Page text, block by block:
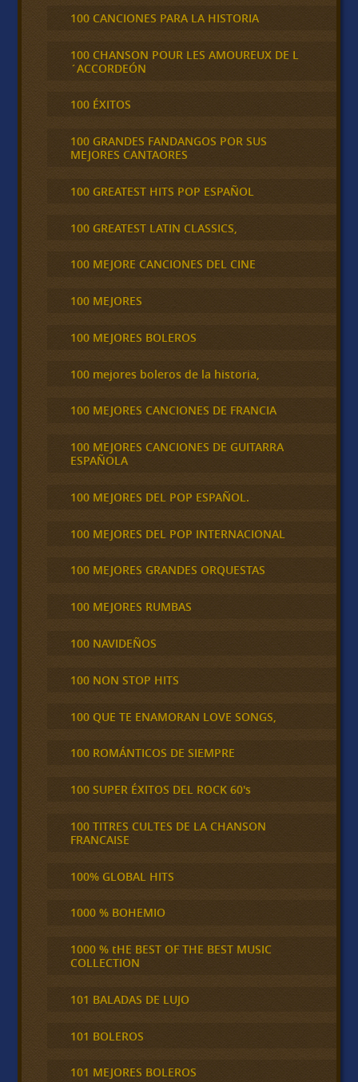
100 CANCIONES PARA LA HISTORIA
100 CHANSON POUR LES AMOUREUX DE L
´ACCORDEÓN
100 ÉXITOS
100 GRANDES FANDANGOS POR SUS
MEJORES CANTAORES
100 GREATEST HITS POP ESPAÑOL
100 GREATEST LATIN CLASSICS,
100 MEJORE CANCIONES DEL CINE
100 MEJORES
100 MEJORES BOLEROS
100 mejores boleros de la historia,
100 MEJORES CANCIONES DE FRANCIA
100 MEJORES CANCIONES DE GUITARRA
ESPAÑOLA
100 MEJORES DEL POP ESPAÑOL.
100 MEJORES DEL POP INTERNACIONAL
100 MEJORES GRANDES ORQUESTAS
100 MEJORES RUMBAS
100 NAVIDEÑOS
100 NON STOP HITS
100 QUE TE ENAMORAN LOVE SONGS,
100 ROMÁNTICOS DE SIEMPRE
100 SUPER ÉXITOS DEL ROCK 60's
100 TITRES CULTES DE LA CHANSON
FRANCAISE
100% GLOBAL HITS
1000 % BOHEMIO
1000 % tHE BEST OF THE BEST MUSIC
COLLECTION
101 BALADAS DE LUJO
101 BOLEROS
101 MEJORES BOLEROS